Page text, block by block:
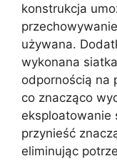
konstrukcja
używana.
wykonana
odpornością na
co znacząco
eksploatowanie
przynieść
eliminując